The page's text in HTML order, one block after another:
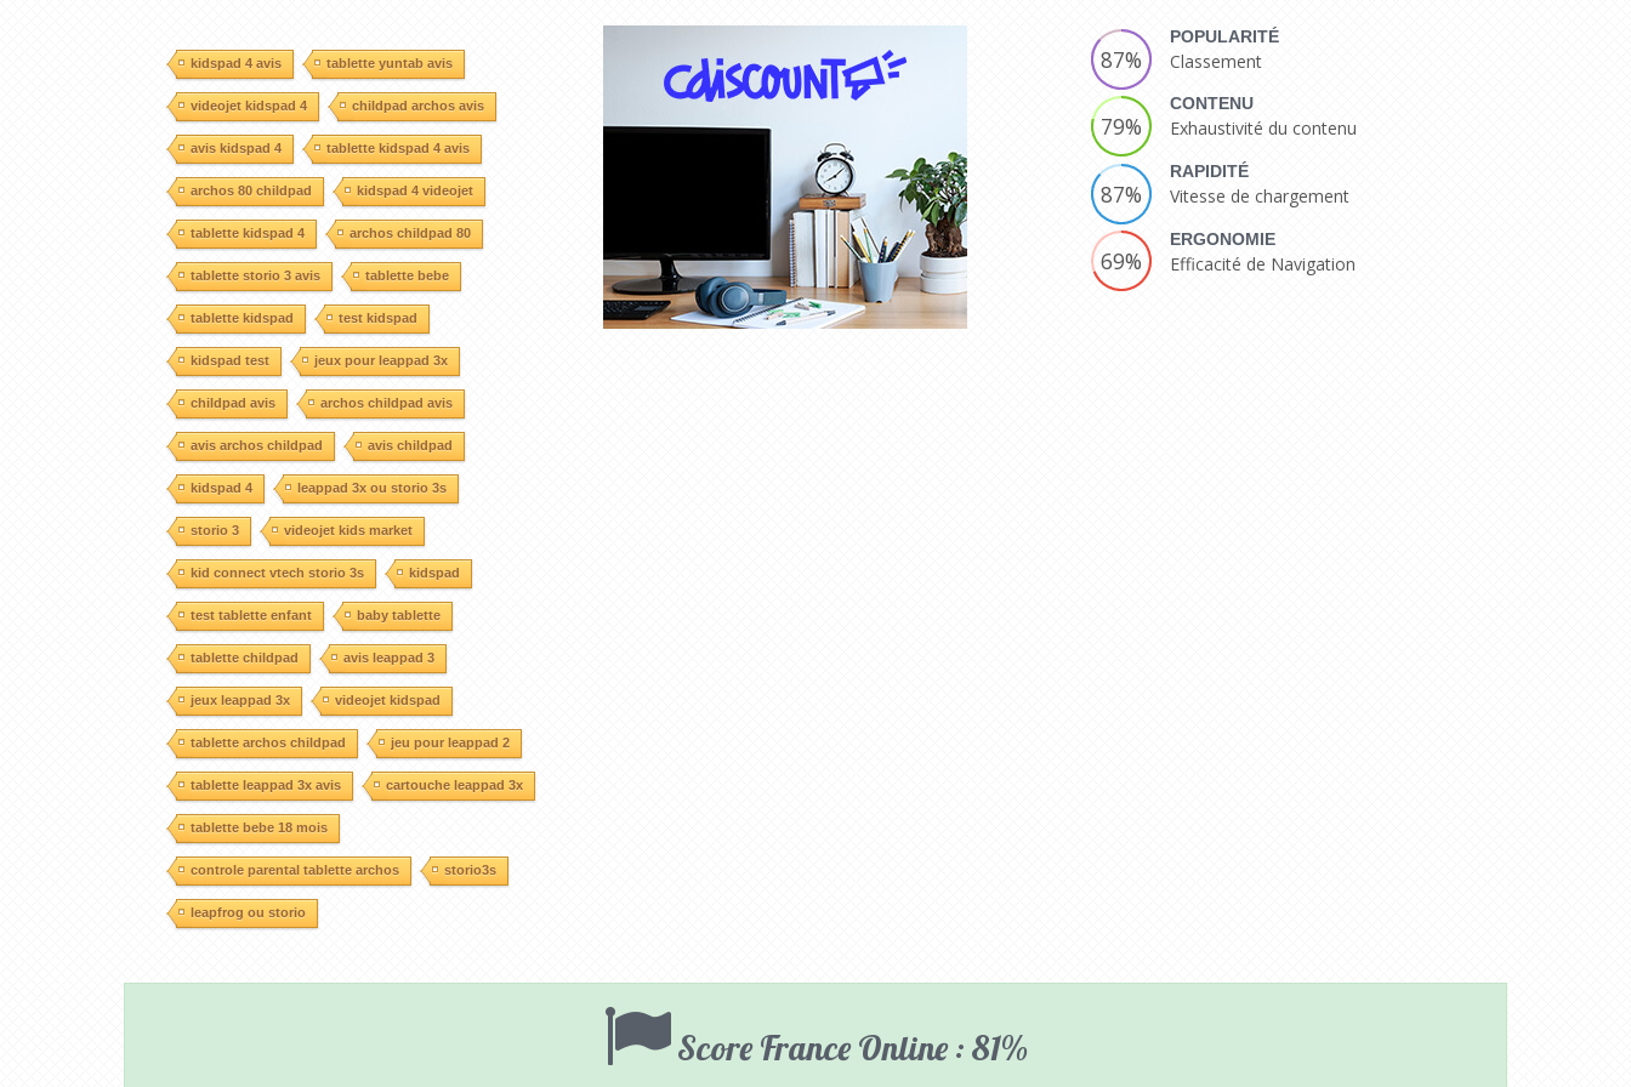
kidspad 4 avis tablette yuntab avis
videojet kidspad 4 childpad archos avis
avis kidspad 4 tablette kidspad 4 avis
archos 80 childpad kidspad 4 videojet
tablette kidspad 4 archos childpad 80
tablette storio 3 avis tablette bebe
tablette kidspad test kidspad
kidspad test jeux pour leappad 3x
childpad avis archos childpad avis
avis archos childpad avis childpad
kidspad 4 leappad 3x ou storio 3s
storio 3 videojet kids market
kid connect vtech storio 3s kidspad
test tablette enfant baby tablette
tablette childpad avis leappad 3
jeux leappad 3x videojet kidspad
tablette archos childpad jeu pour leappad 2
tablette leappad 3x avis cartouche leappad 3x
tablette bebe 18 mois
controle parental tablette archos storio3s
leapfrog ou storio
87%
POPULARITÉ
Classement
79%
CONTENU
Exhaustivité du contenu
87%
RAPIDITÉ
Vitesse de chargement
69%
ERGONOMIE
Efficacité de Navigation
Score France Online : 81%